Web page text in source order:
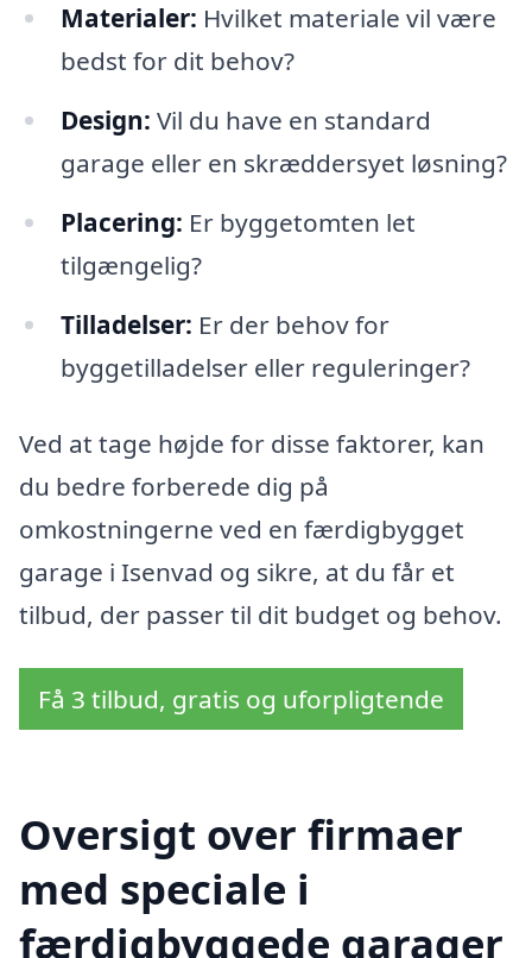
Materialer: Hvilket materiale vil være
bedst for dit behov?
Design: Vil du have en standard
garage eller en skræddersyet løsning?
Placering: Er byggetomten let
tilgængelig?
Tilladelser: Er der behov for
byggetilladelser eller reguleringer?
Ved at tage højde for disse faktorer, kan
du bedre forberede dig på
omkostningerne ved en færdigbygget
garage i Isenvad og sikre, at du får et
tilbud, der passer til dit budget og behov.
Få 3 tilbud, gratis og uforpligtende
Oversigt over firmaer
med speciale i
færdigbyggede garager